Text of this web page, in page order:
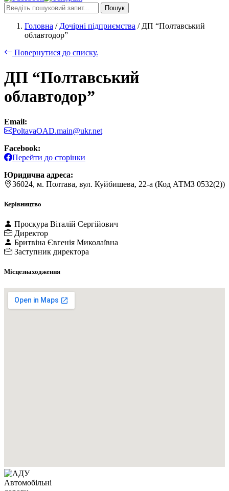
Пошук
Головна / Дочірні підприємства / ДП “Полтавський
облавтодор”
Повернутися до списку.
ДП “Полтавський
облавтодор”
Email:
PoltavaOAD.main@ukr.net
Facebook:
Перейти до сторінки
Юридична адреса:
36024, м. Полтава, вул. Куйбишева, 22-а (Код АТМЗ 0532(2))
Керівництво
Проскура Віталій Сергійович
Директор
Бритвіна Євгенія Миколаївна
Заступник директора
Місцезнаходження
Автомобільні